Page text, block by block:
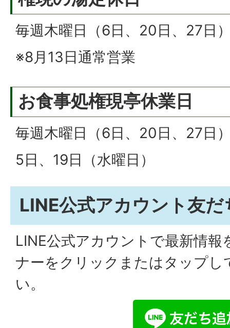
毎週木曜日（6日、20日、27日
※8月13日通常営業
お食事処権現亭休業日
毎週木曜日（6日、20日、27日
5日、19日（水曜日）
LINE公式アカウント友だ
LINE公式アカウントで最新情
ナーをクリックまたはタップし
い。